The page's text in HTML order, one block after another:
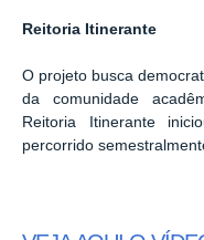
Reitoria Itinerante
O projeto busca
da comunidade
Reitoria Itinerante
percorrido